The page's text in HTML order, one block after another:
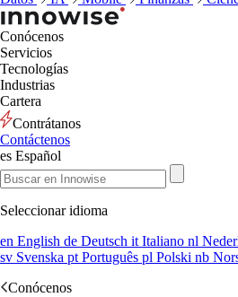
Conócenos
Servicios
Tecnologías
Industrias
Cartera
Contrátanos
Contáctenos
es Español
Seleccionar idioma
en English de Deutsch it Italiano nl
sv Svenska pt Português pl Polski nb
Conócenos